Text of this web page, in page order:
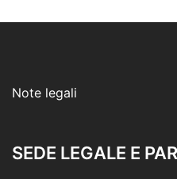
Note legali
SEDE LEGALE E